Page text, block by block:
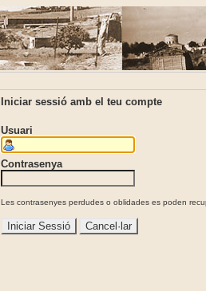
Iniciar sessió amb el teu compte
Usuari
Contrasenya
Les contrasenyes perdudes o oblidades es poden